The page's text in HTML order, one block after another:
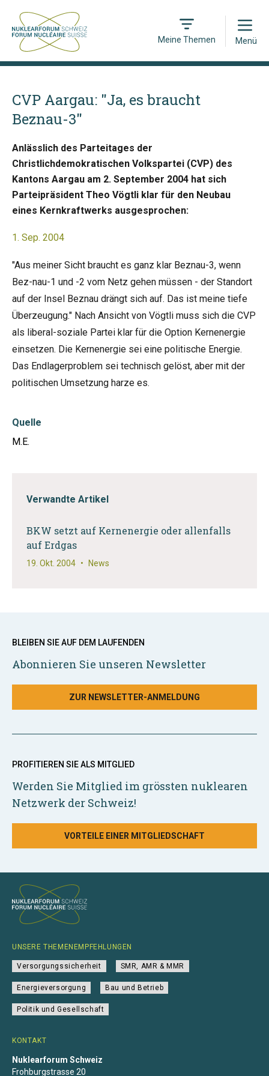
Meine Themen
Open
Menü
CVP Aargau: "Ja, es braucht
Beznau-3"
Anlässlich des Parteitages der
Christlichdemokratischen Volkspartei (CVP) des
Kantons Aargau am 2. September 2004 hat sich
Parteipräsident Theo Vögtli klar für den Neubau
eines Kernkraftwerks ausgesprochen:
1. Sep. 2004
"Aus meiner Sicht braucht es ganz klar Beznau-3, wenn
Bez-nau-1 und -2 vom Netz gehen müssen - der Standort
auf der Insel Beznau drängt sich auf. Das ist meine tiefe
Überzeugung." Nach Ansicht von Vögtli muss sich die CVP
als liberal-soziale Partei klar für die Option Kernenergie
einsetzen. Die Kernenergie sei eine politische Energie.
Das Endlagerproblem sei technisch gelöst, aber mit der
politischen Umsetzung harze es.
Quelle
M.E.
Verwandte Artikel
BKW setzt auf Kernenergie oder allenfalls
auf Erdgas
19. Okt. 2004 • News
BLEIBEN SIE AUF DEM LAUFENDEN
Abonnieren Sie unseren Newsletter
ZUR NEWSLETTER-ANMELDUNG
PROFITIEREN SIE ALS MITGLIED
Werden Sie Mitglied im grössten nuklearen
Netzwerk der Schweiz!
VORTEILE EINER MITGLIEDSCHAFT
KONTAKT
Nuklearforum Schweiz
Frohburgstrasse 20
UNSERE THEMENEMPFEHLUNGEN
Versorgungssicherheit SMR, AMR & MMR
Energieversorgung Bau und Betrieb
Politik und Gesellschaft